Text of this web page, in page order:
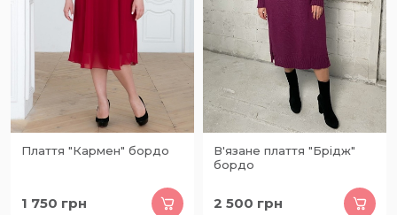
Плаття "Кармен" бордо
1 750 грн
В'язане плаття "Брідж"
бордо
2 500 грн